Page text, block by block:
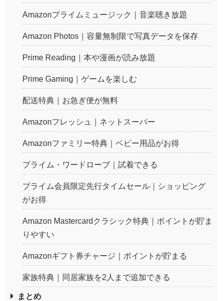
Amazonプライムミュージック｜音楽聴き放題
Amazon Photos｜容量無制限で写真データを保存
Prime Reading｜本や漫画が読み放題
Prime Gaming｜ゲームを楽しむ
配送特典｜お急ぎ便が無料
Amazonフレッシュ｜ネットスーパー
Amazonファミリー特典｜ベビー用品がお得
プライム・ワードローブ｜試着できる
プライム会員限定先行タイムセール｜ショッピング
がお得
Amazon Mastercardクラシック特典｜ポイントが貯ま
りやすい
Amazonギフト券チャージ｜ポイントが貯まる
家族特典｜同居家族を2人まで追加できる
まとめ